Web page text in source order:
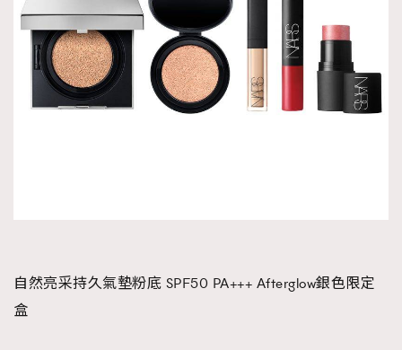
自然亮采持久氣墊粉底 SPF50 PA+++ Afterglow銀色限定
盒